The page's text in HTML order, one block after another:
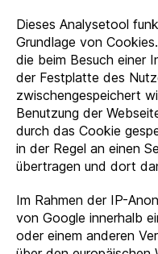
Dieses Analysetool
Grundlage von
die beim Besuch einer
der Festplatte des
zwischengespeichert
Benutzung der
durch das Cookie
in der Regel an einen
übertragen und dort
Im Rahmen der IP-
von Google innerhalb
oder einem anderen